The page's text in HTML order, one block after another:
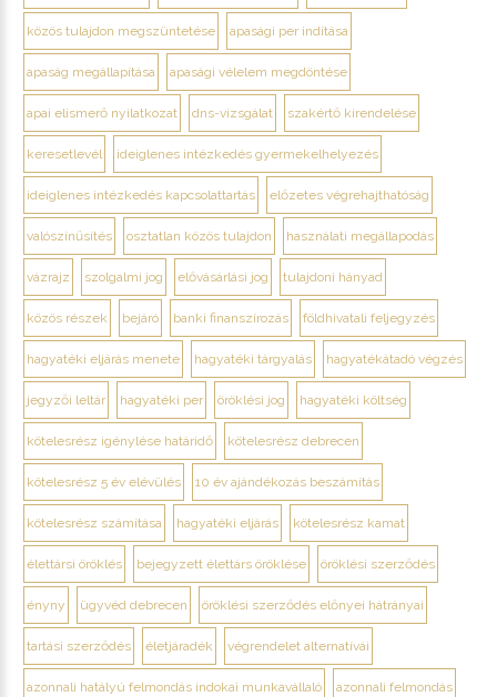
közös tulajdon megszüntetése apasági per indítása
apaság megállapítása apasági vélelem megdöntése
apai elismerő nyilatkozat dns-vizsgálat szakértő kirendelése
keresetlevél ideiglenes intézkedés gyermekelhelyezés
ideiglenes intézkedés kapcsolattartás előzetes végrehajthatóság
valószínűsítés osztatlan közös tulajdon használati megállapodás
vázrajz szolgalmi jog elővásárlási jog tulajdoni hányad
közös részek bejáró banki finanszírozás földhivatali feljegyzés
hagyatéki eljárás menete hagyatéki tárgyalás hagyatékátadó végzés
jegyzői leltár hagyatéki per öröklési jog hagyatéki költség
kötelesrész igénylése határidő kötelesrész debrecen
kötelesrész 5 év elévülés 10 év ajándékozás beszámítás
kötelesrész számítása hagyatéki eljárás kötelesrész kamat
élettársi öröklés bejegyzett élettárs öröklése öröklési szerződés
ényny ügyvéd debrecen öröklési szerződés előnyei hátrányai
tartási szerződés életjáradék végrendelet alternatívái
azonnali hatályú felmondás indokai munkavállaló azonnali felmondás